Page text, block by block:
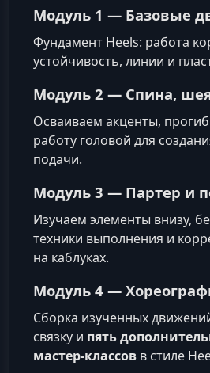
Модуль 1 — Базовые
Фундамент Heels: работа
устойчивость, линии и
Модуль 2 — Спина,
Осваиваем акценты,
работу головой для
подачи.
Модуль 3 — Партер и
Изучаем элементы внизу,
техники выполнения и
на каблуках.
Модуль 4 —
Сборка изученных
связку и пять
мастер‑классов в стиле